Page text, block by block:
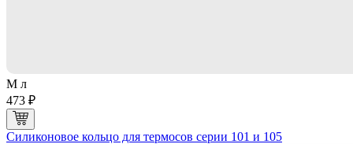
M л
473 ₽
Силиконовое кольцо для термосов серии 101 и 105